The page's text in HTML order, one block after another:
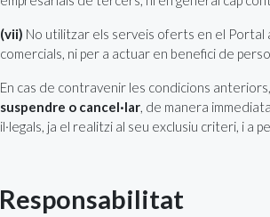
(vii) No utilitzar els serveis oferts en el Portal
comercials, ni per a actuar en benefici de
En cas de contravenir les condicions
suspendre o cancel·lar, de manera
il·legals, ja el realitzi al seu exclusiu criteri, i
Responsabilitat